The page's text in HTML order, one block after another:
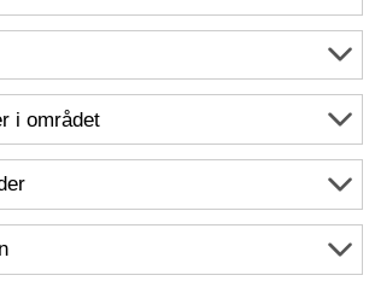
i området